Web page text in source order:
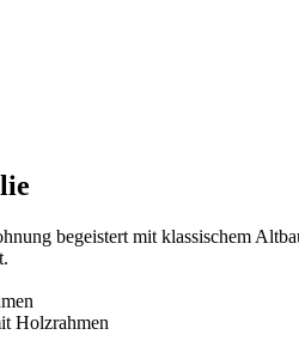
begeistert mit klassischem
Holzrahmen